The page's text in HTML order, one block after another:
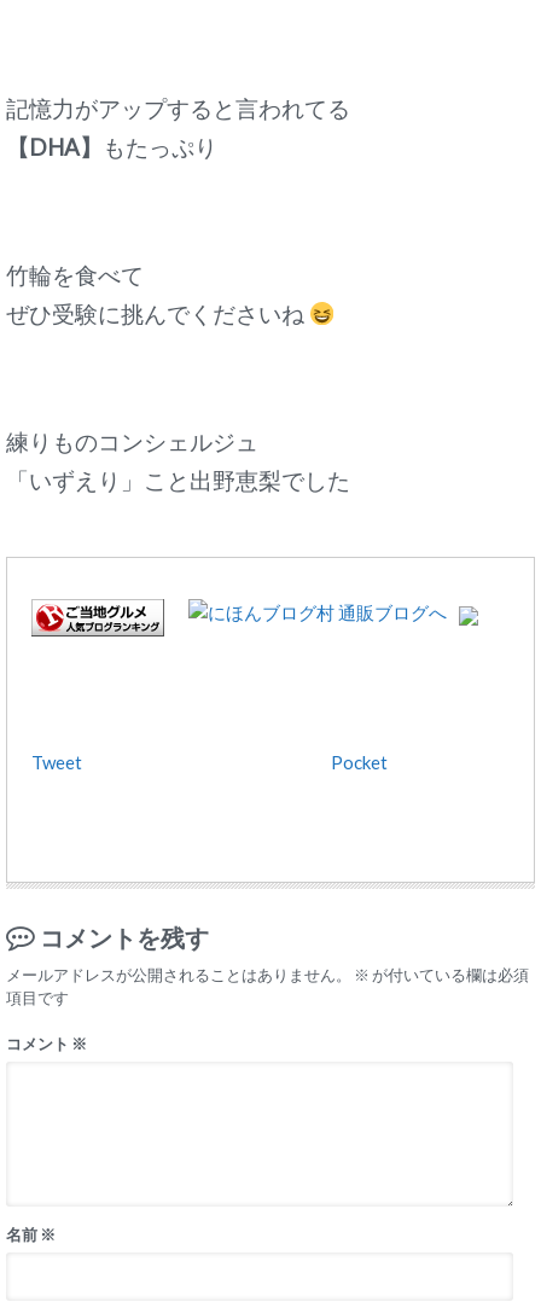
記憶力がアップすると言われてる
【DHA】
もたっぷり
竹輪を食べて
ぜひ受験に挑んでくださいね
練りものコンシェルジュ
「いずえり」こと出野恵梨でした
Tweet Pocket
コメントを残す
メールアドレスが公開されることはありません。 ※ が付いている欄は必須
項目です
コメント ※
名前 ※